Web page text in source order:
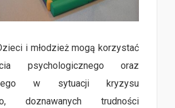
mogą korzystać
psychologicznego oraz
w sytuacji kryzysu
doznawanych trudności